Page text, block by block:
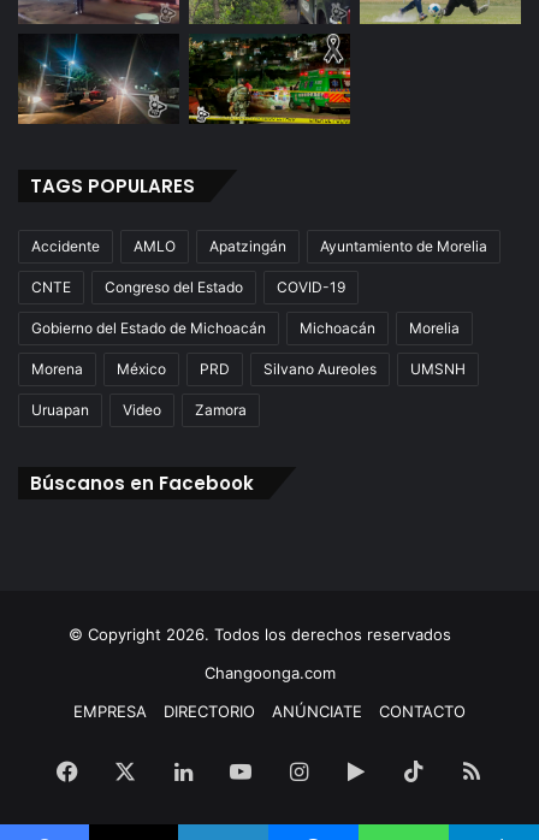
TAGS POPULARES
Accidente AMLO Apatzingán Ayuntamiento de Morelia
CNTE Congreso del Estado COVID-19
Gobierno del Estado de Michoacán Michoacán Morelia
Morena México PRD Silvano Aureoles UMSNH
Uruapan Video Zamora
Búscanos en Facebook
© Copyright 2026. Todos los derechos reservados
Changoonga.com
EMPRESA
DIRECTORIO ANÚNCIATE CONTACTO
Facebook LinkedInYouTubeInstagram
Google
Play
TikTokRSS